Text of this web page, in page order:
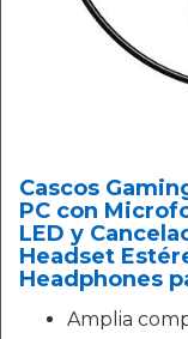
Cascos
PC con
LED y
Headset
Headphones
Amplia